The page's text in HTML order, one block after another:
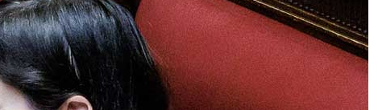
Torino, automobilista investe 4
ciclisti dopo una lite: arrestato